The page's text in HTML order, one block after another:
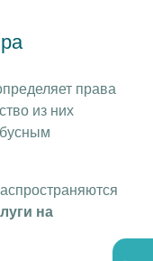
права
из них
на